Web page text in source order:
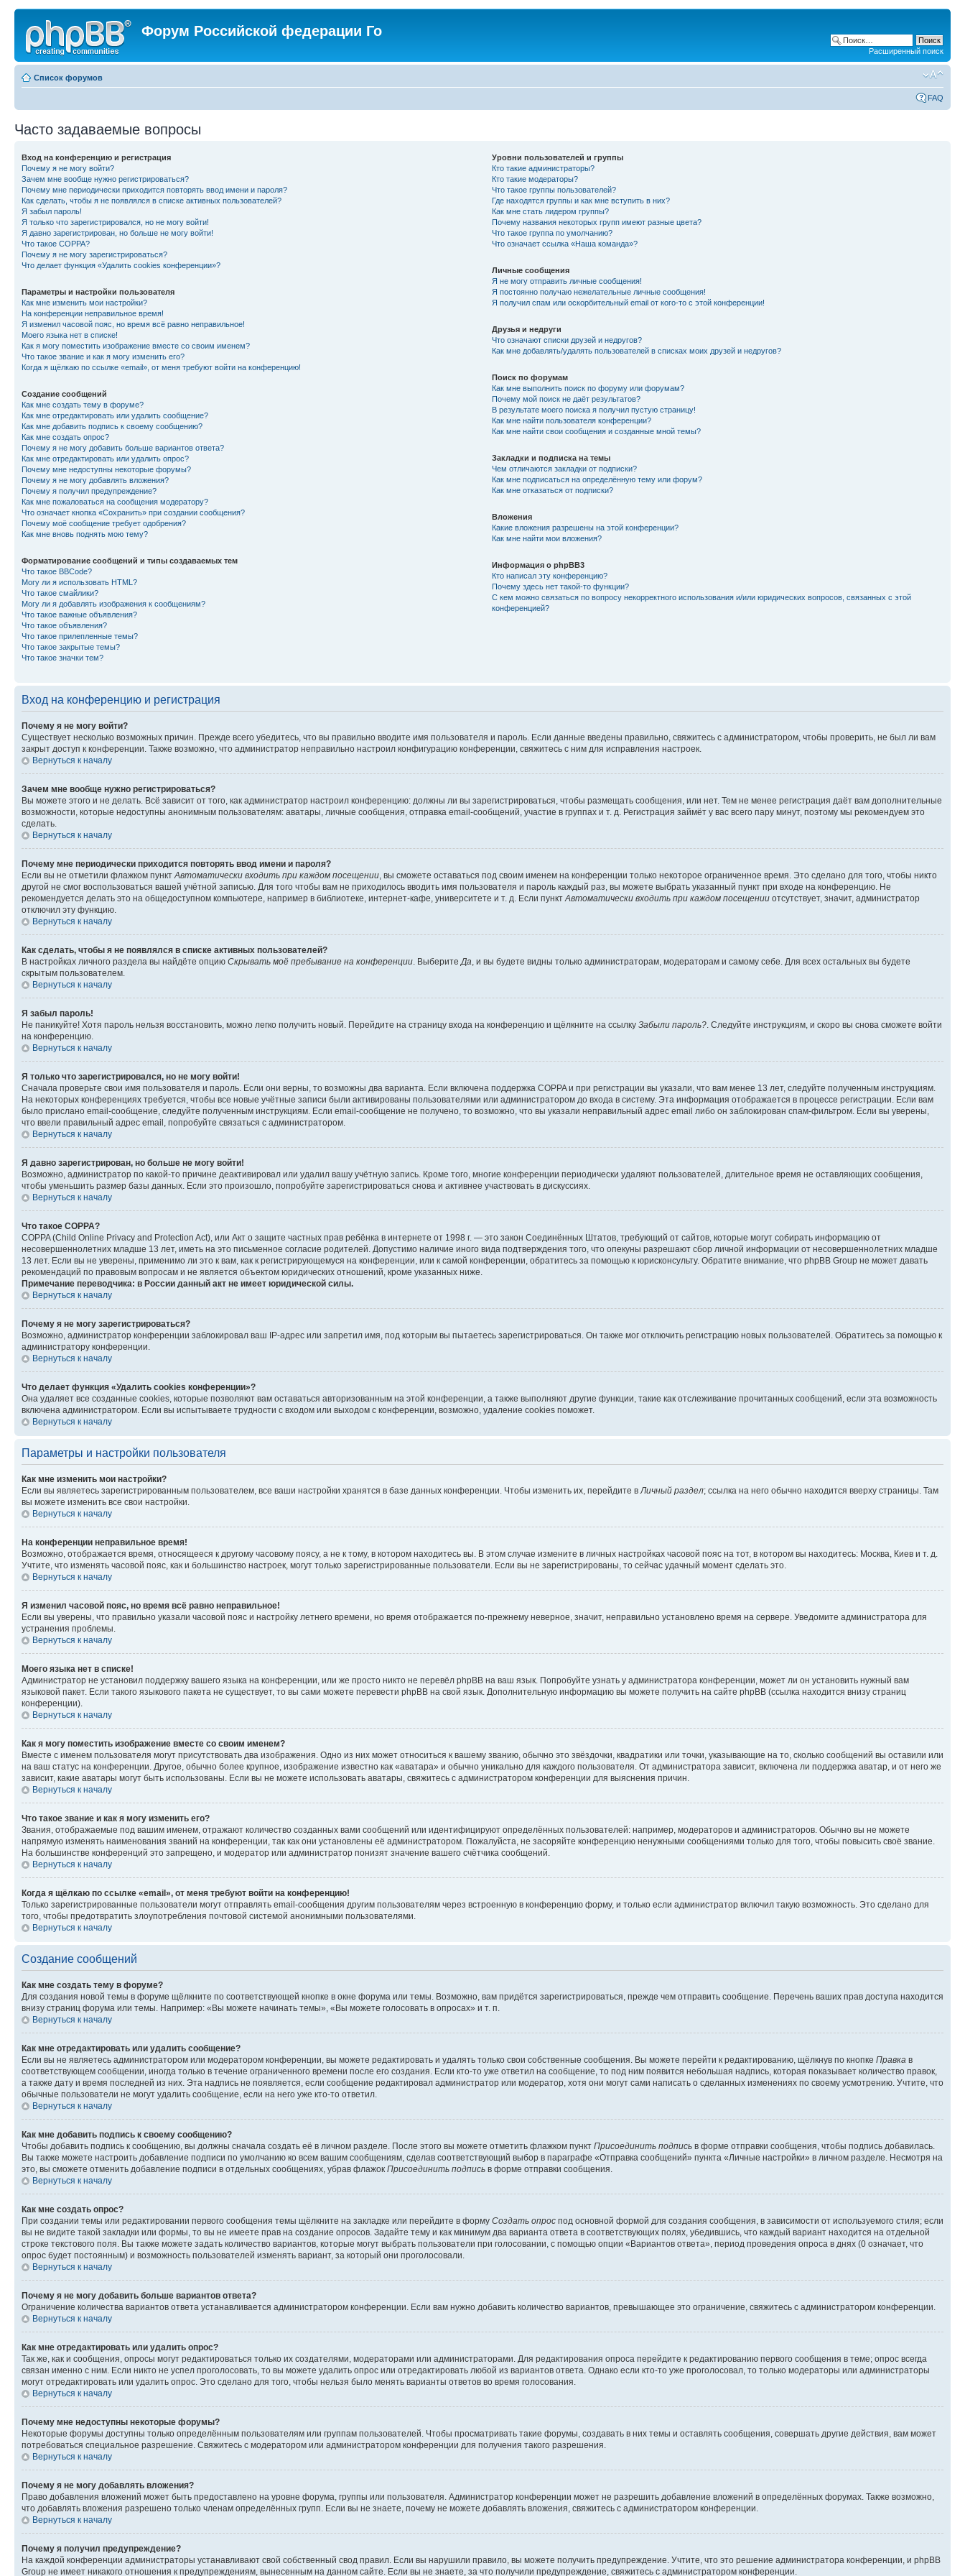
Форум Российской федерации Го
Расширенный поиск
Список форумов
FAQ
Часто задаваемые вопросы
Вход на конференцию и регистрация
Почему я не могу войти?
Зачем мне вообще нужно регистрироваться?
Почему мне периодически приходится повторять ввод имени и пароля?
Как сделать, чтобы я не появлялся в списке активных пользователей?
Я забыл пароль!
Я только что зарегистрировался, но не могу войти!
Я давно зарегистрирован, но больше не могу войти!
Что такое COPPA?
Почему я не могу зарегистрироваться?
Что делает функция «Удалить cookies конференции»?
Параметры и настройки пользователя
Как мне изменить мои настройки?
На конференции неправильное время!
Я изменил часовой пояс, но время всё равно неправильное!
Моего языка нет в списке!
Как я могу поместить изображение вместе со своим именем?
Что такое звание и как я могу изменить его?
Когда я щёлкаю по ссылке «email», от меня требуют войти на конференцию!
Создание сообщений
Как мне создать тему в форуме?
Как мне отредактировать или удалить сообщение?
Как мне добавить подпись к своему сообщению?
Как мне создать опрос?
Почему я не могу добавить больше вариантов ответа?
Как мне отредактировать или удалить опрос?
Почему мне недоступны некоторые форумы?
Почему я не могу добавлять вложения?
Почему я получил предупреждение?
Как мне пожаловаться на сообщения модератору?
Что означает кнопка «Сохранить» при создании сообщения?
Почему моё сообщение требует одобрения?
Как мне вновь поднять мою тему?
Форматирование сообщений и типы создаваемых тем
Что такое BBCode?
Могу ли я использовать HTML?
Что такое смайлики?
Могу ли я добавлять изображения к сообщениям?
Что такое важные объявления?
Что такое объявления?
Что такое прилепленные темы?
Что такое закрытые темы?
Что такое значки тем?
Уровни пользователей и группы
Кто такие администраторы?
Кто такие модераторы?
Что такое группы пользователей?
Где находятся группы и как мне вступить в них?
Как мне стать лидером группы?
Почему названия некоторых групп имеют разные цвета?
Что такое группа по умолчанию?
Что означает ссылка «Наша команда»?
Личные сообщения
Я не могу отправить личные сообщения!
Я постоянно получаю нежелательные личные сообщения!
Я получил спам или оскорбительный email от кого-то с этой конференции!
Друзья и недруги
Что означают списки друзей и недругов?
Как мне добавлять/удалять пользователей в списках моих друзей и недругов?
Поиск по форумам
Как мне выполнить поиск по форуму или форумам?
Почему мой поиск не даёт результатов?
В результате моего поиска я получил пустую страницу!
Как мне найти пользователя конференции?
Как мне найти свои сообщения и созданные мной темы?
Закладки и подписка на темы
Чем отличаются закладки от подписки?
Как мне подписаться на определённую тему или форум?
Как мне отказаться от подписки?
Вложения
Какие вложения разрешены на этой конференции?
Как мне найти мои вложения?
Информация о phpBB3
Кто написал эту конференцию?
Почему здесь нет такой-то функции?
С кем можно связаться по вопросу некорректного использования и/или юридических вопросов, связанных с этой
конференцией?
Вход на конференцию и регистрация
Почему я не могу войти?
Существует несколько возможных причин. Прежде всего убедитесь, что вы правильно вводите имя пользователя и пароль. Если данные введены правильно, свяжитесь с администратором, чтобы проверить, не был ли вам
закрыт доступ к конференции. Также возможно, что администратор неправильно настроил конфигурацию конференции, свяжитесь с ним для исправления настроек.
Вернуться к началу
Зачем мне вообще нужно регистрироваться?
Вы можете этого и не делать. Всё зависит от того, как администратор настроил конференцию: должны ли вы зарегистрироваться, чтобы размещать сообщения, или нет. Тем не менее регистрация даёт вам дополнительные
возможности, которые недоступны анонимным пользователям: аватары, личные сообщения, отправка email-сообщений, участие в группах и т. д. Регистрация займёт у вас всего пару минут, поэтому мы рекомендуем это
сделать.
Вернуться к началу
Почему мне периодически приходится повторять ввод имени и пароля?
Если вы не отметили флажком пунктАвтоматически входить при каждом посещении, вы сможете оставаться под своим именем на конференции только некоторое ограниченное время. Это сделано для того, чтобы никто
другой не смог воспользоваться вашей учётной записью. Для того чтобы вам не приходилось вводить имя пользователя и пароль каждый раз, вы можете выбрать указанный пункт при входе на конференцию. Не
рекомендуется делать это на общедоступном компьютере, например в библиотеке, интернет-кафе, университете и т. д. Если пунктАвтоматически входить при каждом посещении отсутствует, значит, администратор
отключил эту функцию.
Вернуться к началу
Как сделать, чтобы я не появлялся в списке активных пользователей?
В настройках личного раздела вы найдёте опцию Скрывать моё пребывание на конференции. ВыберитеДа, и вы будете видны только администраторам, модераторам и самому себе. Для всех остальных вы будете
скрытым пользователем.
Вернуться к началу
Я забыл пароль!
Не паникуйте! Хотя пароль нельзя восстановить, можно легко получить новый. Перейдите на страницу входа на конференцию и щёлкните на ссылку Забыли пароль?. Следуйте инструкциям, и скоро вы снова сможете войти
на конференцию.
Вернуться к началу
Я только что зарегистрировался, но не могу войти!
Сначала проверьте свои имя пользователя и пароль. Если они верны, то возможны два варианта. Если включена поддержка COPPA и при регистрации вы указали, что вам менее 13 лет, следуйте полученным инструкциям.
На некоторых конференциях требуется, чтобы все новые учётные записи были активированы пользователями или администратором до входа в систему. Эта информация отображается в процессе регистрации. Если вам
было прислано email-сообщение, следуйте полученным инструкциям. Если email-сообщение не получено, то возможно, что вы указали неправильный адрес email либо он заблокирован спам-фильтром. Если вы уверены,
что ввели правильный адрес email, попробуйте связаться с администратором.
Вернуться к началу
Я давно зарегистрирован, но больше не могу войти!
Возможно, администратор по какой-то причине деактивировал или удалил вашу учётную запись. Кроме того, многие конференции периодически удаляют пользователей, длительное время не оставляющих сообщения,
чтобы уменьшить размер базы данных. Если это произошло, попробуйте зарегистрироваться снова и активнее участвовать в дискуссиях.
Вернуться к началу
Что такое COPPA?
COPPA (Child Online Privacy and Protection Act), или Акт о защите частных прав ребёнка в интернете от 1998 г. — это закон Соединённых Штатов, требующий от сайтов, которые могут собирать информацию от
несовершеннолетних младше 13 лет, иметь на это письменное согласие родителей. Допустимо наличие иного вида подтверждения того, что опекуны разрешают сбор личной информации от несовершеннолетних младше
13 лет. Если вы не уверены, применимо ли это к вам, как к регистрирующемуся на конференции, или к самой конференции, обратитесь за помощью к юрисконсульту. Обратите внимание, что phpBB Group не может давать
рекомендаций по правовым вопросам и не является объектом юридических отношений, кроме указанных ниже.
Примечание переводчика: в России данный акт не имеет юридической силы.
Вернуться к началу
Почему я не могу зарегистрироваться?
Возможно, администратор конференции заблокировал ваш IP-адрес или запретил имя, под которым вы пытаетесь зарегистрироваться. Он также мог отключить регистрацию новых пользователей. Обратитесь за помощью к
администратору конференции.
Вернуться к началу
Что делает функция «Удалить cookies конференции»?
Она удаляет все созданные cookies, которые позволяют вам оставаться авторизованным на этой конференции, а также выполняют другие функции, такие как отслеживание прочитанных сообщений, если эта возможность
включена администратором. Если вы испытываете трудности с входом или выходом с конференции, возможно, удаление cookies поможет.
Вернуться к началу
Параметры и настройки пользователя
Как мне изменить мои настройки?
Если вы являетесь зарегистрированным пользователем, все ваши настройки хранятся в базе данных конференции. Чтобы изменить их, перейдите вЛичный раздел; ссылка на него обычно находится вверху страницы. Там
вы можете изменить все свои настройки.
Вернуться к началу
На конференции неправильное время!
Возможно, отображается время, относящееся к другому часовому поясу, а не к тому, в котором находитесь вы. В этом случае измените в личных настройках часовой пояс на тот, в котором вы находитесь: Москва, Киев и т. д.
Учтите, что изменять часовой пояс, как и большинство настроек, могут только зарегистрированные пользователи. Если вы не зарегистрированы, то сейчас удачный момент сделать это.
Вернуться к началу
Я изменил часовой пояс, но время всё равно неправильное!
Если вы уверены, что правильно указали часовой пояс и настройку летнего времени, но время отображается по-прежнему неверное, значит, неправильно установлено время на сервере. Уведомите администратора для
устранения проблемы.
Вернуться к началу
Моего языка нет в списке!
Администратор не установил поддержку вашего языка на конференции, или же просто никто не перевёл phpBB на ваш язык. Попробуйте узнать у администратора конференции, может ли он установить нужный вам
языковой пакет. Если такого языкового пакета не существует, то вы сами можете перевести phpBB на свой язык. Дополнительную информацию вы можете получить на сайте phpBB (ссылка находится внизу страниц
конференции).
Вернуться к началу
Как я могу поместить изображение вместе со своим именем?
Вместе с именем пользователя могут присутствовать два изображения. Одно из них может относиться к вашему званию, обычно это звёздочки, квадратики или точки, указывающие на то, сколько сообщений вы оставили или
на ваш статус на конференции. Другое, обычно более крупное, изображение известно как «аватара» и обычно уникально для каждого пользователя. От администратора зависит, включена ли поддержка аватар, и от него же
зависит, какие аватары могут быть использованы. Если вы не можете использовать аватары, свяжитесь с администратором конференции для выяснения причин.
Вернуться к началу
Что такое звание и как я могу изменить его?
Звания, отображаемые под вашим именем, отражают количество созданных вами сообщений или идентифицируют определённых пользователей: например, модераторов и администраторов. Обычно вы не можете
напрямую изменять наименования званий на конференции, так как они установлены её администратором. Пожалуйста, не засоряйте конференцию ненужными сообщениями только для того, чтобы повысить своё звание.
На большинстве конференций это запрещено, и модератор или администратор понизят значение вашего счётчика сообщений.
Вернуться к началу
Когда я щёлкаю по ссылке «email», от меня требуют войти на конференцию!
Только зарегистрированные пользователи могут отправлять email-сообщения другим пользователям через встроенную в конференцию форму, и только если администратор включил такую возможность. Это сделано для
того, чтобы предотвратить злоупотребления почтовой системой анонимными пользователями.
Вернуться к началу
Создание сообщений
Как мне создать тему в форуме?
Для создания новой темы в форуме щёлкните по соответствующей кнопке в окне форума или темы. Возможно, вам придётся зарегистрироваться, прежде чем отправить сообщение. Перечень ваших прав доступа находится
внизу страниц форума или темы. Например: «Вы можете начинать темы», «Вы можете голосовать в опросах» и т. п.
Вернуться к началу
Как мне отредактировать или удалить сообщение?
Если вы не являетесь администратором или модератором конференции, вы можете редактировать и удалять только свои собственные сообщения. Вы можете перейти к редактированию, щёлкнув по кнопке Правка в
соответствующем сообщении, иногда только в течение ограниченного времени после его создания. Если кто-то уже ответил на сообщение, то под ним появится небольшая надпись, которая показывает количество правок,
а также дату и время последней из них. Эта надпись не появляется, если сообщение редактировал администратор или модератор, хотя они могут сами написать о сделанных изменениях по своему усмотрению. Учтите, что
обычные пользователи не могут удалить сообщение, если на него уже кто-то ответил.
Вернуться к началу
Как мне добавить подпись к своему сообщению?
Чтобы добавить подпись к сообщению, вы должны сначала создать её в личном разделе. После этого вы можете отметить флажком пункт Присоединить подпись в форме отправки сообщения, чтобы подпись добавилась.
Вы также можете настроить добавление подписи по умолчанию ко всем вашим сообщениям, сделав соответствующий выбор в параграфе «Отправка сообщений» пункта «Личные настройки» в личном разделе. Несмотря на
это, вы сможете отменить добавление подписи в отдельных сообщениях, убрав флажок Присоединить подпись в форме отправки сообщения.
Вернуться к началу
Как мне создать опрос?
При создании темы или редактировании первого сообщения темы щёлкните на закладке или перейдите в форму Создать опрос под основной формой для создания сообщения, в зависимости от используемого стиля; если
вы не видите такой закладки или формы, то вы не имеете прав на создание опросов. Задайте тему и как минимум два варианта ответа в соответствующих полях, убедившись, что каждый вариант находится на отдельной
строке текстового поля. Вы также можете задать количество вариантов, которые могут выбрать пользователи при голосовании, с помощью опции «Вариантов ответа», период проведения опроса в днях (0 означает, что
опрос будет постоянным) и возможность пользователей изменять вариант, за который они проголосовали.
Вернуться к началу
Почему я не могу добавить больше вариантов ответа?
Ограничение количества вариантов ответа устанавливается администратором конференции. Если вам нужно добавить количество вариантов, превышающее это ограничение, свяжитесь с администратором конференции.
Вернуться к началу
Как мне отредактировать или удалить опрос?
Так же, как и сообщения, опросы могут редактироваться только их создателями, модераторами или администраторами. Для редактирования опроса перейдите к редактированию первого сообщения в теме; опрос всегда
связан именно с ним. Если никто не успел проголосовать, то вы можете удалить опрос или отредактировать любой из вариантов ответа. Однако если кто-то уже проголосовал, то только модераторы или администраторы
могут отредактировать или удалить опрос. Это сделано для того, чтобы нельзя было менять варианты ответов во время голосования.
Вернуться к началу
Почему мне недоступны некоторые форумы?
Некоторые форумы доступны только определённым пользователям или группам пользователей. Чтобы просматривать такие форумы, создавать в них темы и оставлять сообщения, совершать другие действия, вам может
потребоваться специальное разрешение. Свяжитесь с модератором или администратором конференции для получения такого разрешения.
Вернуться к началу
Почему я не могу добавлять вложения?
Право добавления вложений может быть предоставлено на уровне форума, группы или пользователя. Администратор конференции может не разрешить добавление вложений в определённых форумах. Также возможно,
что добавлять вложения разрешено только членам определённых групп. Если вы не знаете, почему не можете добавлять вложения, свяжитесь с администратором конференции.
Вернуться к началу
Почему я получил предупреждение?
На каждой конференции администраторы устанавливают свой собственный свод правил. Если вы нарушили правило, вы можете получить предупреждение. Учтите, что это решение администратора конференции, и phpBB
Group не имеет никакого отношения к предупреждениям, вынесенным на данном сайте. Если вы не знаете, за что получили предупреждение, свяжитесь с администратором конференции.